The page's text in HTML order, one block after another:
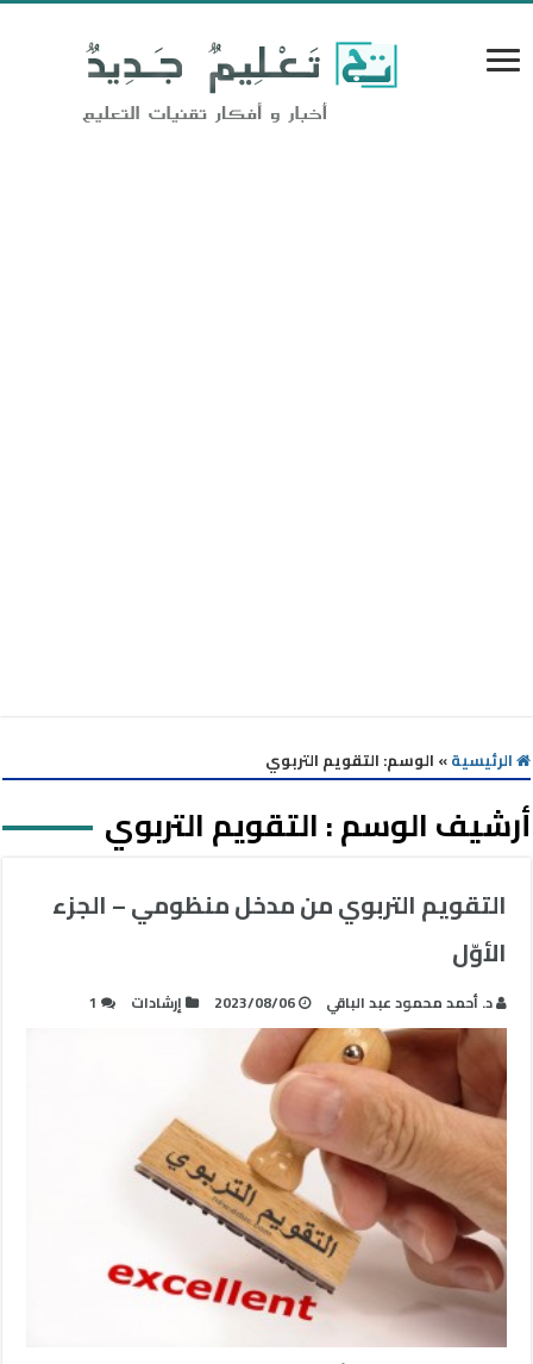
الرئيسية» الوسم: التقويم التربوي
أرشيف الوسم :التقويم التربوي
التقويم التربوي من مدخل منظومي – الجزء
الأوّل
د. أحمد محمود عبد الباقي 2023/08/06 إرشادات 1